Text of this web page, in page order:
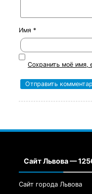
Имя *
Сохранить моё имя,
Сайт Львова —
Сайт города Львова